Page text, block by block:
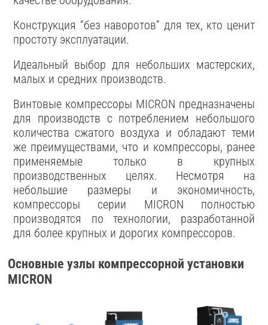
Конструкция “без наворотов” для тех, кто ценит
простоту эксплуатации.
Идеальный выбор для небольших мастерских,
малых и средних производств.
Винтовые компрессоры MICRON предназначены
для производств с потреблением небольшого
количества сжатого воздуха и обладают теми
же преимуществами, что и компрессоры, ранее
применяемые только в крупных
производственных целях. Несмотря на
небольшие размеры и экономичность,
компрессоры серии MICRON полностью
производятся по технологии, разработанной
для более крупных и дорогих компрессоров.
Основные узлы компрессорной установки
MICRON